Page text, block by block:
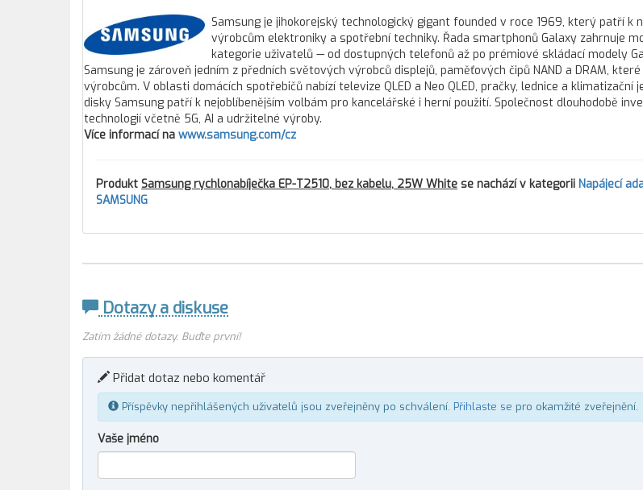
Samsung je jihokorejský technologický gigant founded v roce 1969, který patří k
výrobcům elektroniky a spotřební techniky. Řada smartphonů Galaxy zahrnuje
kategorie uživatelů — od dostupných telefonů až po prémiové skládací modely
Samsung je zároveň jedním z předních světových výrobců displejů, paměťových čipů NAND a DRAM,
výrobcům. V oblasti domácích spotřebičů nabízí televize QLED a Neo QLED, pračky, lednice a klimatizační
disky Samsung patří k nejoblíbenějším volbám pro kancelářské i herní použití. Společnost dlouhodobě
technologií včetně 5G, AI a udržitelné výroby.
Více informací na www.samsung.com/cz
Produkt Samsung rychlonabíječka EP-T2510, bez kabelu, 25W White se nachází v kategorii Napájecí
SAMSUNG
Dotazy a diskuse
Zatím žádné dotazy. Buďte první!
Přidat dotaz nebo komentář
Příspěvky nepřihlášených uživatelů jsou zveřejněny po schválení. Přihlaste se pro okamžité zveřejnění.
Vaše jméno